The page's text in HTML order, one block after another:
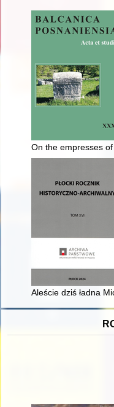
On the empresses
Aleście dziś ładna